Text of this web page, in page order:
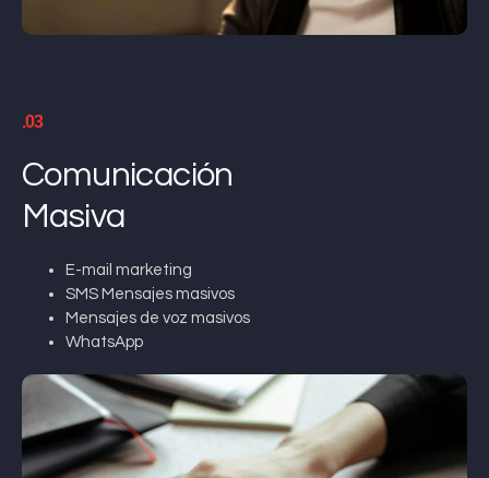
.03
Comunicación
Masiva
E-mail marketing
SMS Mensajes masivos
Mensajes de voz masivos
WhatsApp